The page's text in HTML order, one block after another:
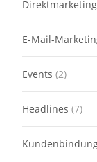
Direktmarketing
E-Mail-
Events (2)
Headlines (7)